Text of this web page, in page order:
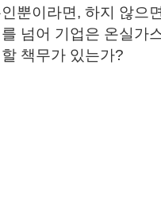
뿐이라면, 하지 않으
넘어 기업은 온실가
책무가 있는가?